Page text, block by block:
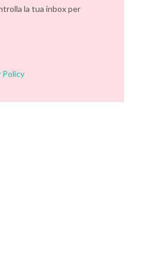
la tua inbox per
Policy